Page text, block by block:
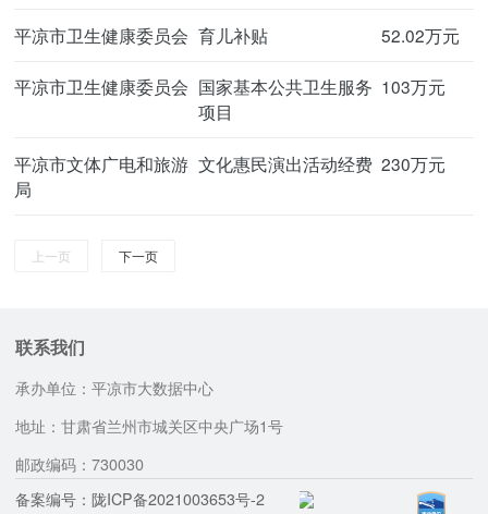
平凉市卫生健康委员会 育儿补贴 52.02万元
平凉市卫生健康委员会 国家基本公共卫生服务
项目
103万元
平凉市文体广电和旅游
局
文化惠民演出活动经费 230万元
上一页 下一页
联系我们
承办单位：平凉市大数据中心
地址：甘肃省兰州市城关区中央广场1号
邮政编码：730030
备案编号：陇ICP备2021003653号-2